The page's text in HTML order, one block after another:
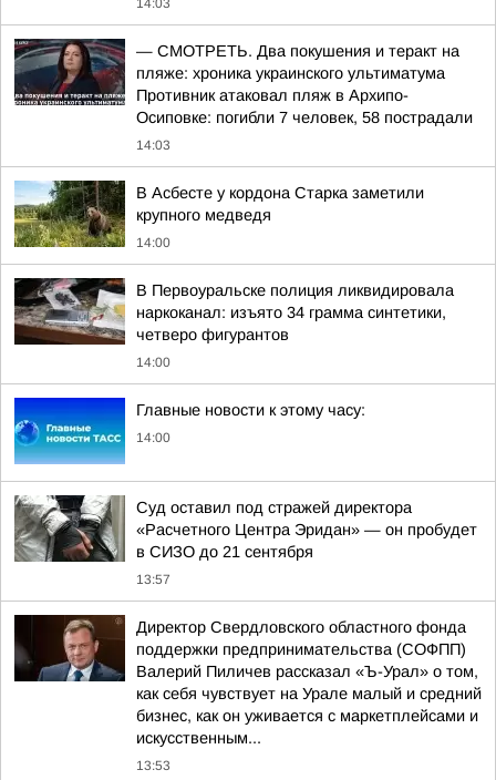
14:03
— СМОТРЕТЬ. Два покушения и теракт на
пляже: хроника украинского ультиматума
Противник атаковал пляж в Архипо-
Осиповке: погибли 7 человек, 58 пострадали
14:03
В Асбесте у кордона Старка заметили
крупного медведя
14:00
В Первоуральске полиция ликвидировала
наркоканал: изъято 34 грамма синтетики,
четверо фигурантов
14:00
Главные новости к этому часу:
14:00
Суд оставил под стражей директора
«Расчетного Центра Эридан» — он пробудет
в СИЗО до 21 сентября
13:57
Директор Свердловского областного фонда
поддержки предпринимательства (СОФПП)
Валерий Пиличев рассказал «Ъ-Урал» о том,
как себя чувствует на Урале малый и средний
бизнес, как он уживается с маркетплейсами и
искусственным...
13:53